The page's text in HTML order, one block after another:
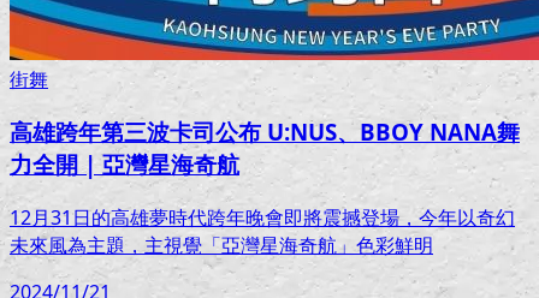
街舞
高雄跨年第三波卡司公布 U:NUS、BBOY NANA舞
力全開 | 亞灣星海奇航
12月31日的高雄夢時代跨年晚會即將震撼登場，今年以奇幻
未來風為主題，主視覺「亞灣星海奇航」色彩鮮明
2024/11/21